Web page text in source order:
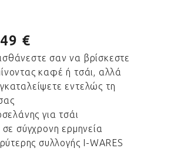
€
σαν να βρίσκεστε
καφέ ή τσάι, αλλά
εντελώς τη
για τσάι
σύγχρονη ερμηνεία
συλλογής I-WARES